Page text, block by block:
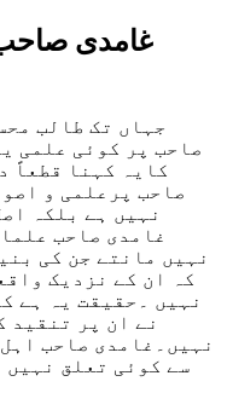
غامدی
جہاں تک طالب
صاحب پر کوئی علمی
کایہ کہنا قطعاً
صاحب پرعلمی و
نہیں ہے بلکہ
غامدی صاحب
نہیں مانتے جن کی
کہ ان کے نزدیک
نہیں ۔حقیقت یہ ہے
نے ان پر تنقید
نہیں۔غامدی صاحب